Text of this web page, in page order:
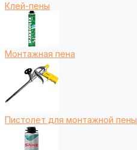
Клей-пены
Монтажная пена
Пистолет для монтажной пены